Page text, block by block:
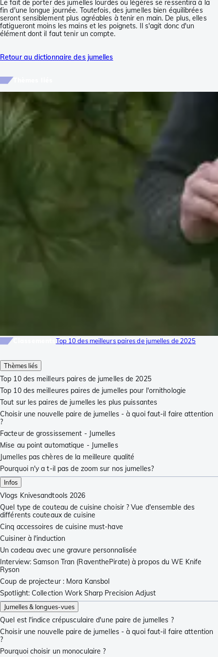
Thèmes liés
Top 10 des meilleurs paires de jumelles de 2025
Top 10 des meilleures paires de jumelles pour l'ornithologie
Tout sur les paires de jumelles les plus puissantes
Choisir une nouvelle paire de jumelles - à quoi faut-il faire attention
?
Facteur de grossissement - Jumelles
Mise au point automatique - Jumelles
Jumelles pas chères de la meilleure qualité
Pourquoi n'y a t-il pas de zoom sur nos jumelles?
Infos
Vlogs Knivesandtools 2026
Quel type de couteau de cuisine choisir ? Vue d'ensemble des
différents couteaux de cuisine
Cinq accessoires de cuisine must-have
Cuisiner à l'induction
Un cadeau avec une gravure personnalisée
Interview: Samson Tran (RaventhePirate) à propos du WE Knife
Ryson
Coup de projecteur : Mora Kansbol
Spotlight: Collection Work Sharp Precision Adjust
Jumelles & longues-vues
Quel est l'indice crépusculaire d'une paire de jumelles ?
Choisir une nouvelle paire de jumelles - à quoi faut-il faire attention
?
Pourquoi choisir un monoculaire ?
Le fait de porter des jumelles lourdes ou légères se ressentira à la
fin d'une longue journée. Toutefois, des jumelles bien équilibrées
seront sensiblement plus agréables à tenir en main. De plus, elles
fatigueront moins les mains et les poignets. Il s'agit donc d'un
élément dont il faut tenir un compte.
Retour au dictionnaire des jumelles
Top 10 des meilleurs paires de jumelles de 2025